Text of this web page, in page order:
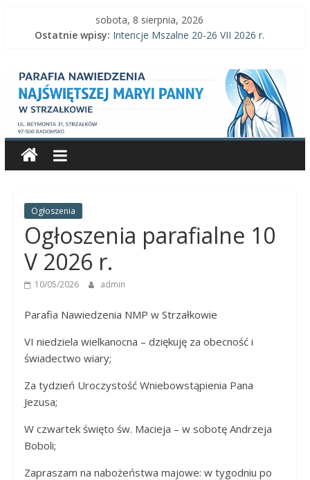
sobota, 8 sierpnia, 2026
Ostatnie wpisy: Intencje Mszalne 20-26 VII 2026 r.
Intencje Mszalne 27 VII-2 VIII 2026 r.
Ogłoszenia parafialne 26 VII 2026 r.
Parafia
Nawiedzenia
Najświętszej
Panny
Parafia
Nawiedzenia
Najświętszej
Panny
Strzałkowie
Ogłoszenia
Ogłoszenia parafialne 10
V 2026 r.
10/05/2026 admin
Parafia Nawiedzenia NMP w Strzałkowie
VI niedziela wielkanocna – dziękuję za obecność i
świadectwo wiary;
Za tydzień Uroczystość Wniebowstąpienia Pana
Jezusa;
W czwartek święto św. Macieja – w sobotę Andrzeja
Boboli;
Zapraszam na nabożeństwa majowe: w tygodniu po